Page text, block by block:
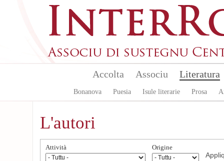
Accolta Associu Literatura
Bonanova Puesia Isule literarie Prosa
L'autori
Attività Origine